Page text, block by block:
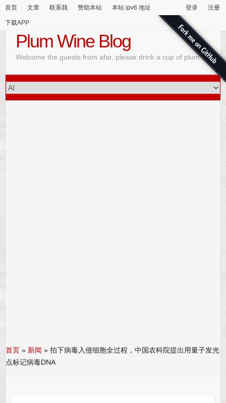
首页 文章 联系我 赞助本站 本站 ipv6 地址
下载APP
登录 注册
Plum Wine Blog
Welcome the guests from afar, please drink a cup of plum wine
首页 » 新闻 »拍下病毒入侵细胞全过程，中国农科院提出用量子发光
点标记病毒DNA